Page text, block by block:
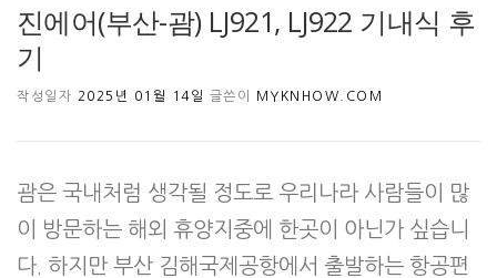
진에어(부산-괌) LJ921, LJ922 기내식 후
기
작성일자 2025년 01월 14일 글쓴이 MYKNHOW.COM
괌은 국내처럼 생각될 정도로 우리나라 사람들이 많
이 방문하는 해외 휴양지중에 한곳이 아닌가 싶습니
다. 하지만 부산 김해국제공항에서 출발하는 항공편